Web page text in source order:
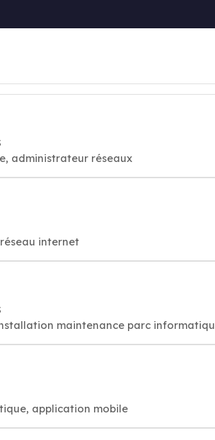
administrateur réseaux
internet
maintenance parc informatiqu
application mobile